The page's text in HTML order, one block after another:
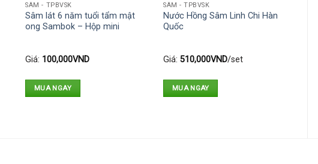
SÂM - TPBVSK
Sâm lát 6 năm tuổi tẩm mật
ong Sambok – Hộp mini
Giá: 100,000VND
MUA NGAY
SÂM - TPBVSK
Nước Hồng Sâm Linh Chi Hàn
Quốc
Giá: 510,000VND/set
MUA NGAY